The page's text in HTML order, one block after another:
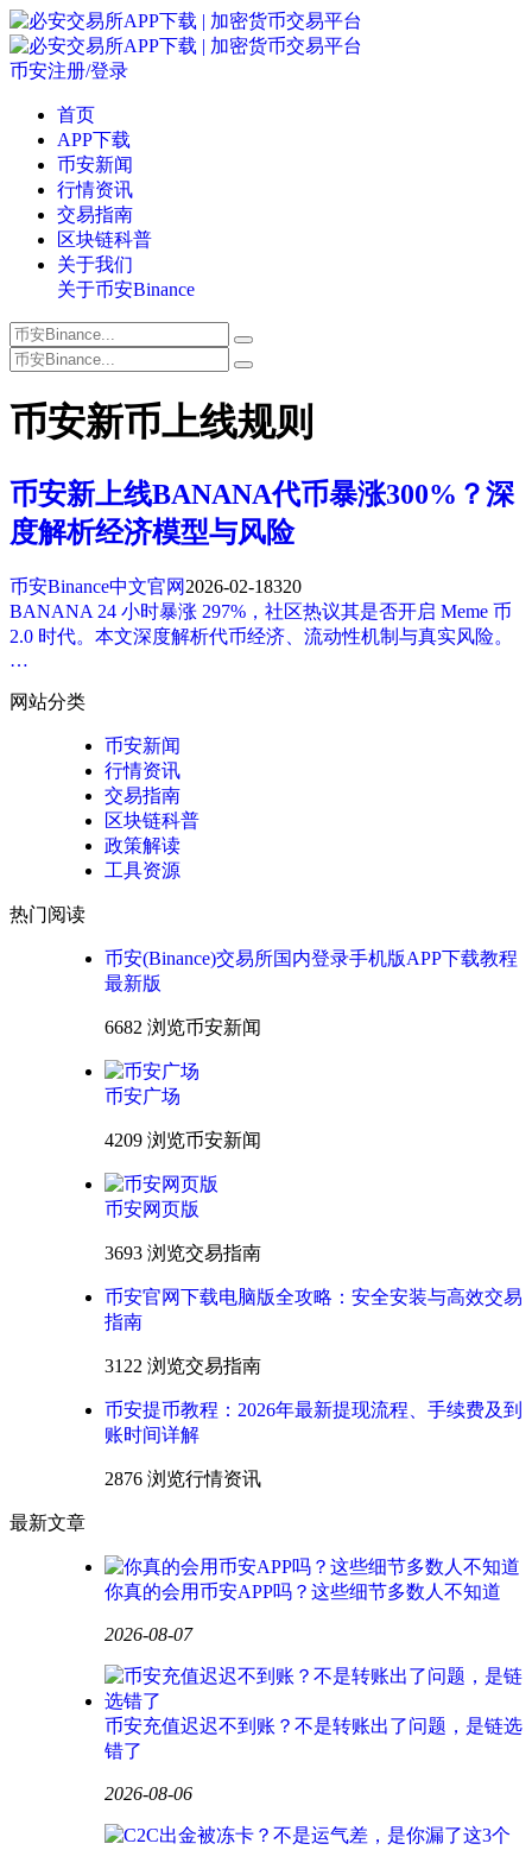
币安注册/登录
首页
APP下载
币安新闻
行情资讯
交易指南
区块链科普
关于我们
关于币安Binance
币安新币上线规则
币安新上线BANANA代币暴涨300%？深
度解析经济模型与风险
币安Binance中文官网 2026-02-18320
BANANA 24 小时暴涨 297%，社区热议其是否开启 Meme 币
2.0 时代。本文深度解析代币经济、流动性机制与真实风险。
…
网站分类
币安新闻
行情资讯
交易指南
区块链科普
政策解读
工具资源
热门阅读
币安(Binance)交易所国内登录手机版APP下载教程
最新版
6682 浏览币安新闻
币安广场
4209 浏览币安新闻
币安网页版
3693 浏览交易指南
币安官网下载电脑版全攻略：安全安装与高效交易
指南
3122 浏览交易指南
币安提币教程：2026年最新提现流程、手续费及到
账时间详解
2876 浏览行情资讯
最新文章
你真的会用币安APP吗？这些细节多数人不知道
2026-08-07
币安充值迟迟不到账？不是转账出了问题，是链选
错了
2026-08-06